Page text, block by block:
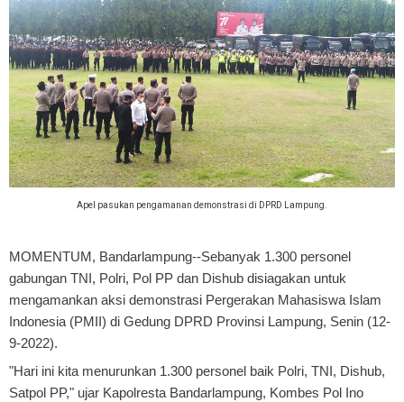
Apel pasukan pengamanan demonstrasi di DPRD Lampung.
MOMENTUM, Bandarlampung--Sebanyak 1.300 personel
gabungan TNI, Polri, Pol PP dan Dishub disiagakan untuk
mengamankan aksi demonstrasi Pergerakan Mahasiswa Islam
Indonesia (PMII) di Gedung DPRD Provinsi Lampung, Senin (12-
9-2022).
"Hari ini kita menurunkan 1.300 personel baik Polri, TNI, Dishub,
Satpol PP," ujar Kapolresta Bandarlampung, Kombes Pol Ino